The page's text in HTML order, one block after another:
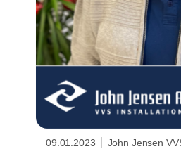
09.01.2023 John Jensen